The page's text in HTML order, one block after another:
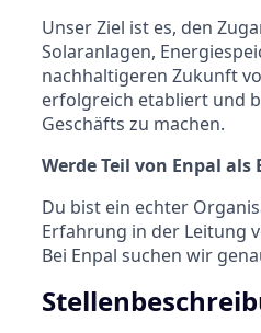
Unser Ziel ist es, den
Solaranlagen,
nachhaltigeren Zukunft
erfolgreich etabliert und
Geschäfts zu machen.
Werde Teil von Enpal
Du bist ein echter
Erfahrung in der Leitung
Bei Enpal suchen wir